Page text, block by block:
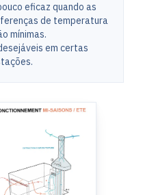
eficaz quando as
de temperatura
mínimas.
em certas